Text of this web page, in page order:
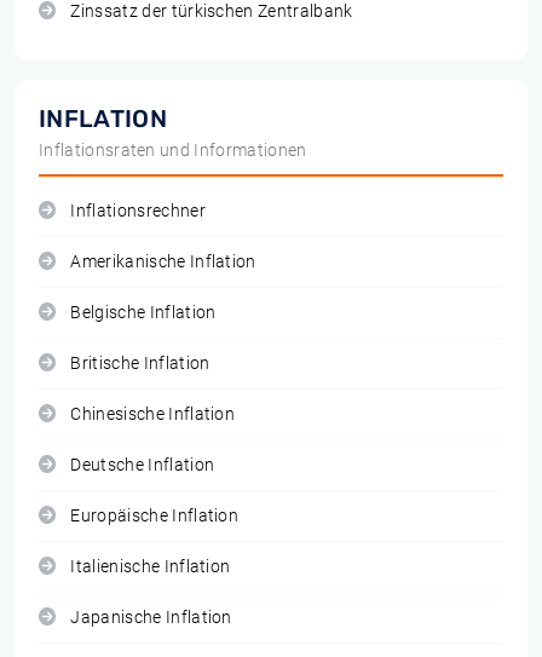
Zinssatz der türkischen Zentralbank
INFLATION
Inflationsraten und Informationen
Inflationsrechner
Amerikanische Inflation
Belgische Inflation
Britische Inflation
Chinesische Inflation
Deutsche Inflation
Europäische Inflation
Italienische Inflation
Japanische Inflation